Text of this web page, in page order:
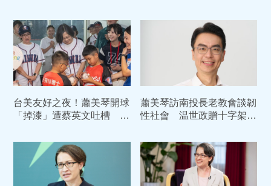
台美友好之夜！蕭美琴開球
「掉漆」遭蔡英文吐槽 逗
蕭美琴訪南投長老教會談韌
性社會 温世政贈十字架祝